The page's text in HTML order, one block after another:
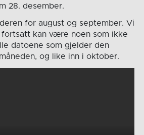
28. desember.
for august og september. Vi
kan være noen som ikke
datoene som gjelder den
og like inn i oktober.